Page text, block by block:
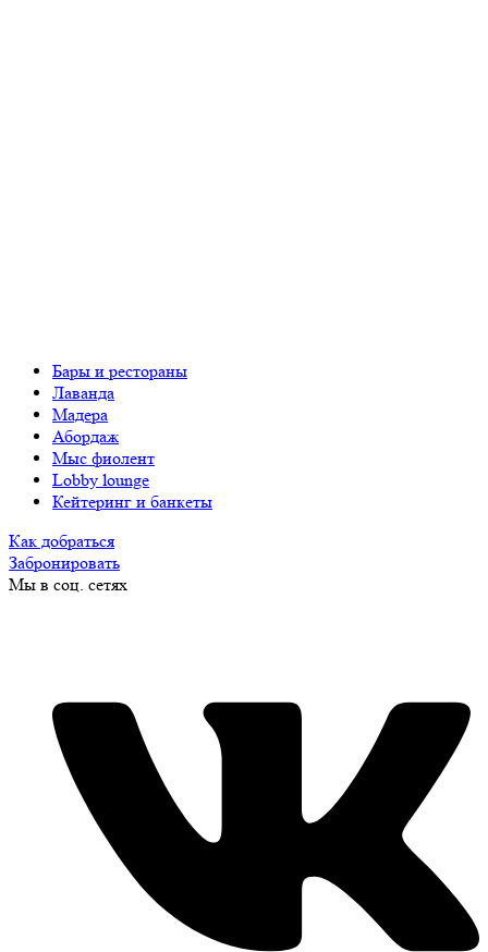
Бары и рестораны
Лаванда
Мадера
Абордаж
Мыс фиолент
Lobby lounge
Кейтеринг и банкеты
Как добраться
Забронировать
Мы в соц. сетях